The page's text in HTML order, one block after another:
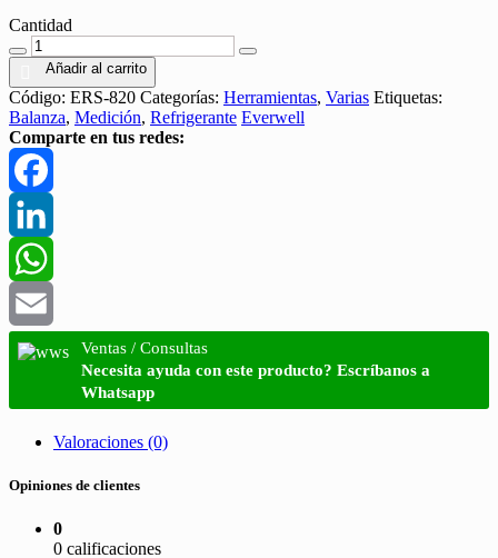
Cantidad
Añadir al carrito
Código: ERS-820 Categorías: Herramientas, Varias Etiquetas:
Balanza, Medición, Refrigerante Everwell
Comparte en tus redes:
Facebook
LinkedIn
WhatsApp
Email
Ventas / Consultas
Necesita ayuda con este producto? Escríbanos a
Whatsapp
Valoraciones (0)
Opiniones de clientes
0
0 calificaciones